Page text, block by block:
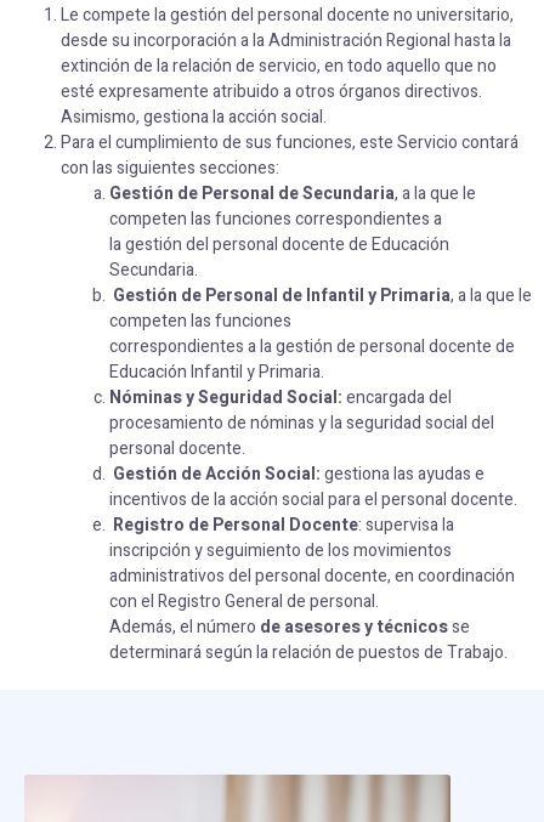
Le compete la gestión del personal docente no universitario,
desde su incorporación a la Administración Regional hasta la
extinción de la relación de servicio, en todo aquello que no
esté expresamente atribuido a otros órganos directivos.
Asimismo, gestiona la acción social.
Para el cumplimiento de sus funciones, este Servicio contará
con las siguientes secciones:
Gestión de Personal de Secundaria, a la que le
competen las funciones correspondientes a
la gestión del personal docente de Educación
Secundaria.
Gestión de Personal de Infantil y Primaria, a la que le
competen las funciones
correspondientes a la gestión de personal docente de
Educación Infantil y Primaria.
Nóminas y Seguridad Social:encargada del
procesamiento de nóminas y la seguridad social del
personal docente.
Gestión de Acción Social:gestiona las ayudas e
incentivos de la acción social para el personal docente.
Registro de Personal Docente: supervisa la
inscripción y seguimiento de los movimientos
administrativos del personal docente, en coordinación
con el Registro General de personal.
Además, el número de asesores y técnicosse
determinará según la relación de puestos de Trabajo.